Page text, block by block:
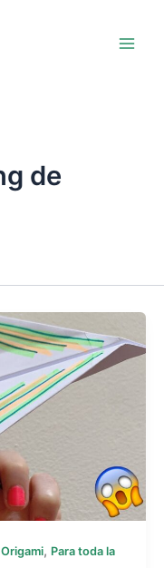
de
Origami, Para toda la